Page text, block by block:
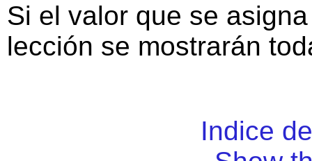
Si el valor que se
lección se mostrarán
Indice